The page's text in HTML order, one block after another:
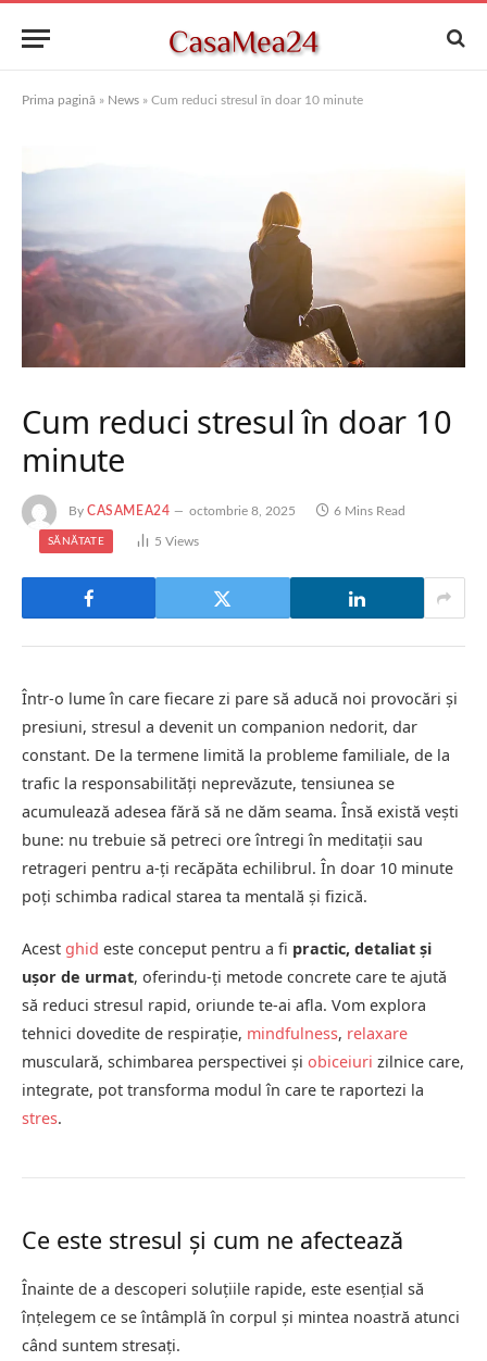
Prima pagină » News » Cum reduci stresul în doar 10 minute
Cum reduci stresul în doar 10
minute
By CASAMEA24 octombrie 8, 2025 6 Mins Read
SĂNĂTATE 5Views
Într-o lume în care fiecare zi pare să aducă noi provocări și
presiuni, stresul a devenit un companion nedorit, dar
constant. De la termene limită la probleme familiale, de la
trafic la responsabilități neprevăzute, tensiunea se
acumulează adesea fără să ne dăm seama. Însă există vești
bune: nu trebuie să petreci ore întregi în meditații sau
retrageri pentru a-ți recăpăta echilibrul. În doar 10 minute
poți schimba radical starea ta mentală și fizică.
Acest ghid este conceput pentru a fi practic, detaliat și
ușor de urmat, oferindu-ți metode concrete care te ajută
să reduci stresul rapid, oriunde te-ai afla. Vom explora
tehnici dovedite de respirație, mindfulness, relaxare
musculară, schimbarea perspectivei și obiceiuri zilnice care,
integrate, pot transforma modul în care te raportezi la
stres.
Ce este stresul și cum ne afectează
Înainte de a descoperi soluțiile rapide, este esențial să
înțelegem ce se întâmplă în corpul și mintea noastră atunci
când suntem stresați.